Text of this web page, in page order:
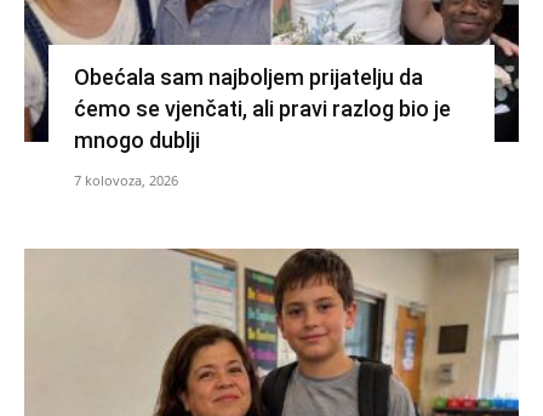
Obećala sam najboljem prijatelju da
ćemo se vjenčati, ali pravi razlog bio je
mnogo dublji
7 kolovoza, 2026